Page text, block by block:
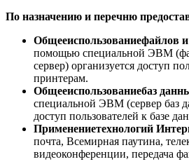
По назначению и перечню
Общееиспользованиефайлов
помощью специальной ЭВМ
сервер) организуется доступ
принтерам.
Общееиспользованиебаз
специальной ЭВМ (сервер баз
доступ пользователей к базе
Применениетехнологий
почта, Всемирная паутина,
видеоконференции, передача